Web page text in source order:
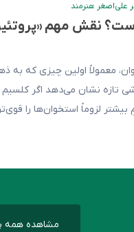
علی‌اصغر هنرمند
نقش مهم
معمولاً اولین چیزی که
تازه نشان می‌دهد اگر کلسیم
لزوماً استخوان‌ها را
رژیم غذایی ممکن است اهمیت
را […]
مشاهده همه